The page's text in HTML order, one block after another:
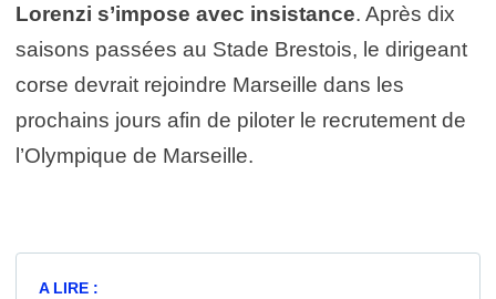
Lorenzi s’impose avec insistance. Après dix
saisons passées au Stade Brestois, le dirigeant
corse devrait rejoindre Marseille dans les
prochains jours afin de piloter le recrutement de
l’Olympique de Marseille.
A LIRE :